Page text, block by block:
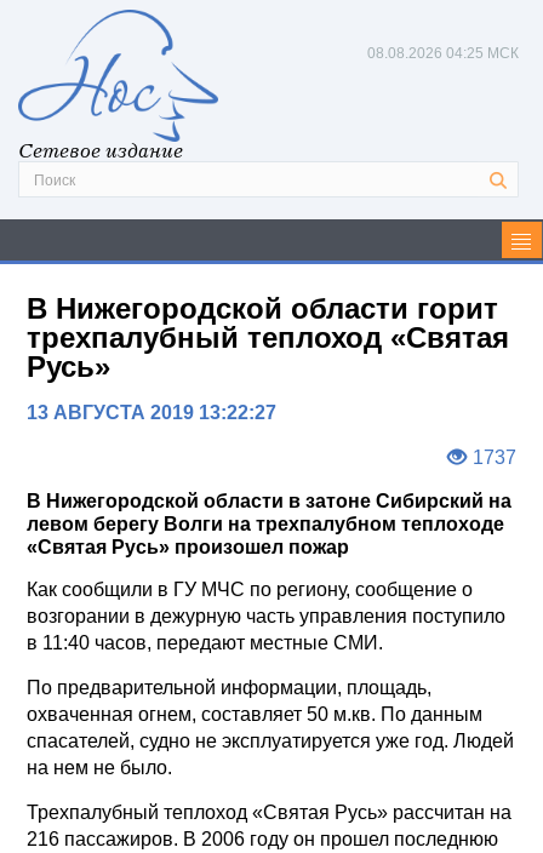
Сетевое издание
08.08.2026 04:25 МСК
В Нижегородской области горит
трехпалубный теплоход «Святая
Русь»
13 АВГУСТА 2019 13:22:27
1737
В Нижегородской области в затоне Сибирский на
левом берегу Волги на трехпалубном теплоходе
«Святая Русь» произошел пожар
Как сообщили в ГУ МЧС по региону, сообщение о
возгорании в дежурную часть управления поступило
в 11:40 часов, передают местные СМИ.
По предварительной информации, площадь,
охваченная огнем, составляет 50 м.кв. По данным
спасателей, судно не эксплуатируется уже год. Людей
на нем не было.
Трехпалубный теплоход «Святая Русь» рассчитан на
216 пассажиров. В 2006 году он прошел последнюю